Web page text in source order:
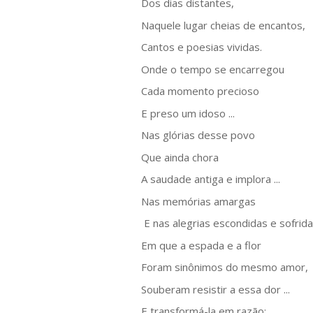
Dos dias distantes,
Naquele lugar cheias de encantos,
Cantos e poesias vividas.
Onde o tempo se encarregou
Cada momento precioso
E preso um idoso ...
Nas glórias desse povo
Que ainda chora
A saudade antiga e implora ...
Nas memórias amargas
E nas alegrias escondidas e
Em que a espada e a flor
Foram sinônimos do mesmo amor,
Souberam resistir a essa dor ...